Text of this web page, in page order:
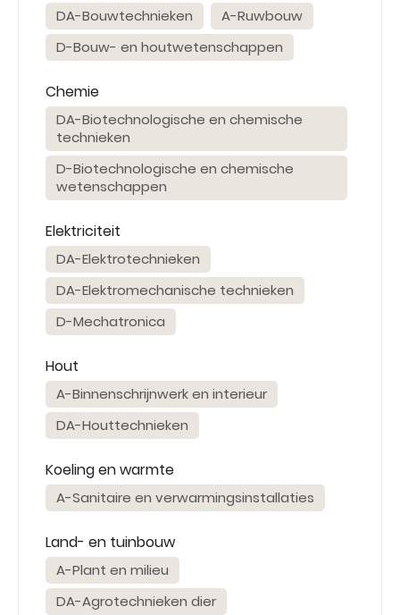
DA-Bouwtechnieken
A-Ruwbouw
D-Bouw- en houtwetenschappen
Chemie
DA-Biotechnologische en chemische
technieken
D-Biotechnologische en chemische
wetenschappen
Elektriciteit
DA-Elektrotechnieken
DA-Elektromechanische technieken
D-Mechatronica
Hout
A-Binnenschrijnwerk en interieur
DA-Houttechnieken
Koeling en warmte
A-Sanitaire en verwarmingsinstallaties
Land- en tuinbouw
A-Plant en milieu
DA-Agrotechnieken dier